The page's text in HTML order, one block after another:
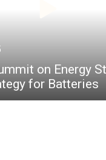
on Energy
for Batteries